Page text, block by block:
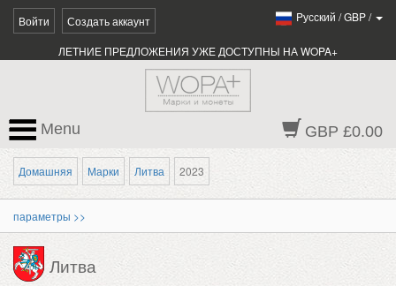
Войти Создать аккаунт Pусский /GBP/
ЛЕТНИЕ ПРЕДЛОЖЕНИЯ УЖЕ ДОСТУПНЫ НА WOPA+
GBP £0.00
Menu
Домашняя Марки Литва 2023
параметры >>
Литва